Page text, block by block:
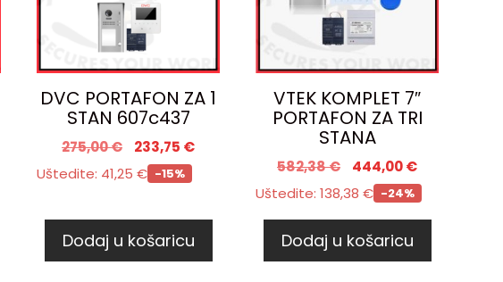
DVC PORTAFON ZA 1
STAN 607c437
275,00€ 233,75 €
Uštedite: 41,25 € -15%
Dodaj u košaricu
VTEK KOMPLET 7″
PORTAFON ZA TRI
STANA
582,38€ 444,00€
Uštedite: 138,38 € -24%
Dodaj u košaricu